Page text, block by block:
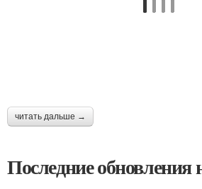
читать дальше →
Последние обновления